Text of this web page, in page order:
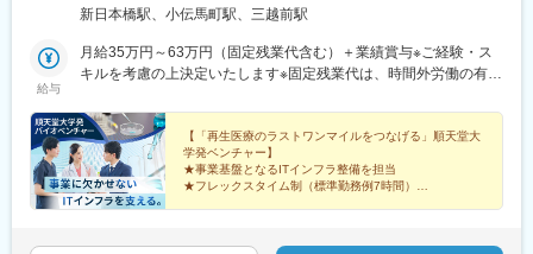
から徒歩5分、「小伝馬町駅」から徒歩5分※受動喫煙対策あり
新日本橋駅、小伝馬町駅、三越前駅
給与
月給35万円～63万円（固定残業代含む）＋業績賞与※ご経験・ス
キルを考慮の上決定いたします※固定残業代は、時間外労働の有無
間を超える時間外労働分は追加で支給）
【「再生医療のラストワンマイルをつなげる」順天堂大
学発ベンチャー】
★事業基盤となるITインフラ整備を担当
★フレックスタイム制（標準勤務例7時間）